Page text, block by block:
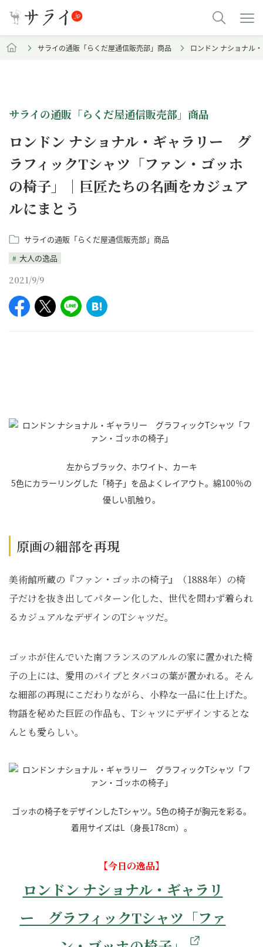
サライの通販「らくだ屋通信販売部」商品 ロンドン ナショナル
サライの通販「らくだ屋通信販売部」商品
ロンドン ナショナル・ギャラリー グ
ラフィックTシャツ「ファン・ゴッホ
の椅子」｜巨匠たちの名画をカジュア
ルにまとう
サライの通販「らくだ屋通信販売部」商品
大人の逸品
2021/9/9
左からブラック、ホワイト、カーキ
5色にカラーリングした「椅子」を品よくレイアウト。綿100％の
優しい肌触り。
原画の細部を再現
美術館所蔵の『ファン・ゴッホの椅子』（1888年）の椅
子だけを抜き出してパターン化した、世代を問わず着られ
るカジュアルなデザインのTシャツだ。
ゴッホが住んでいた南フランスのアルルの家に置かれた椅
子の上には、愛用のパイプとタバコの葉が置かれる。そん
な細部の再現にこだわりながら、小粋な一品に仕上げた。
物語を秘めた巨匠の作品も、Tシャツにデザインするとな
んとも愛らしい。
ゴッホの椅子をデザインしたTシャツ。5色の椅子が胸元を彩る。
着用サイズはL（身長178cm）。
【今日の逸品】
ロンドン ナショナル・ギャラリ
ー グラフィックTシャツ「ファ